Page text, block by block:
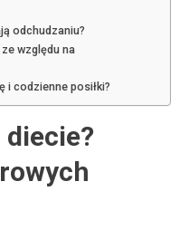
odchudzaniu?
względu na
i codzienne posiłki?